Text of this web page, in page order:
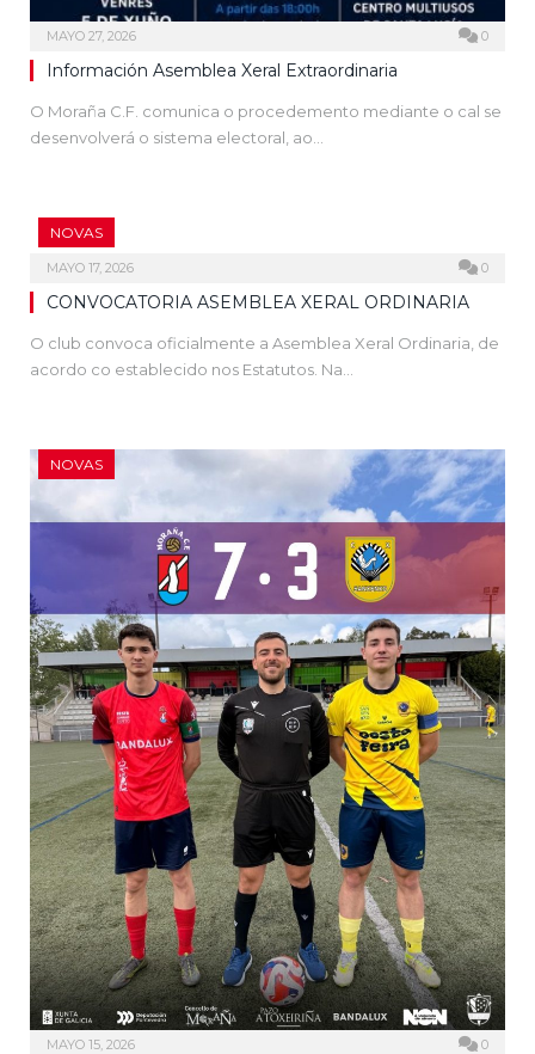
MAYO 27, 2026 0
Información Asemblea Xeral Extraordinaria
O Moraña C.F. comunica o procedemento mediante o cal se
desenvolverá o sistema electoral, ao…
NOVAS
MAYO 17, 2026 0
CONVOCATORIA ASEMBLEA XERAL ORDINARIA
O club convoca oficialmente a Asemblea Xeral Ordinaria, de
acordo co establecido nos Estatutos. Na…
NOVAS
MAYO 15, 2026 0